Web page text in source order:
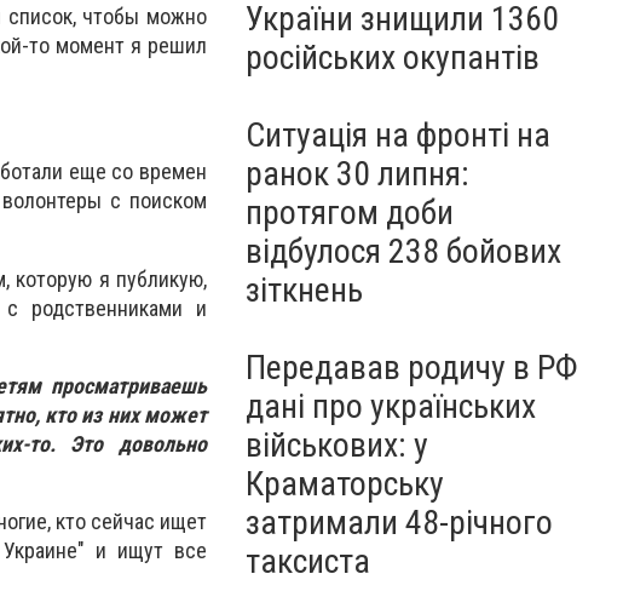
список, чтобы можно
то момент я решил
еще со времен
с поиском
которую я публикую,
родственниками и
просматриваешь
кто из них может
то. Это довольно
кто сейчас ищет
и ищут все
України знищили 1360
російських окупантів
Ситуація на фронті на
ранок 30 липня:
протягом доби
відбулося 238 бойових
зіткнень
Передавав родичу в РФ
дані про українських
військових: у
Краматорську
затримали 48-річного
таксиста